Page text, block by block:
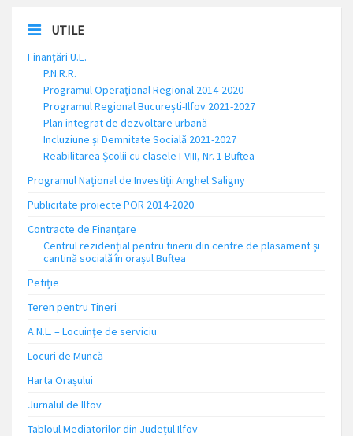
UTILE
Finanțări U.E.
P.N.R.R.
Programul Operațional Regional 2014-2020
Programul Regional București-Ilfov 2021-2027
Plan integrat de dezvoltare urbană
Incluziune și Demnitate Socială 2021-2027
Reabilitarea Școlii cu clasele I-VIII, Nr. 1 Buftea
Programul Național de Investiții Anghel Saligny
Publicitate proiecte POR 2014-2020
Contracte de Finanțare
Centrul rezidențial pentru tinerii din centre de plasament și
cantină socială în orașul Buftea
Petiție
Teren pentru Tineri
A.N.L. – Locuinţe de serviciu
Locuri de Muncă
Harta Orașului
Jurnalul de Ilfov
Tabloul Mediatorilor din Județul Ilfov